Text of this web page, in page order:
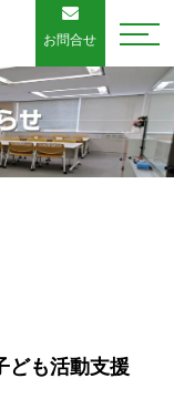
お問合せ
ども活動支援